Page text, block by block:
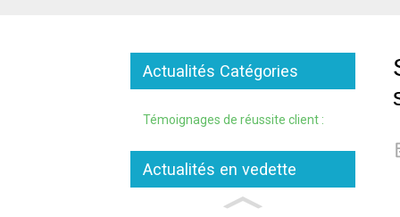
Actualités Catégories
Témoignages de réussite client :
Actualités en vedette